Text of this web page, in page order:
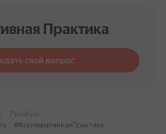
Практика
свой вопрос
7 ноября
#КорпоративнаяПрактика